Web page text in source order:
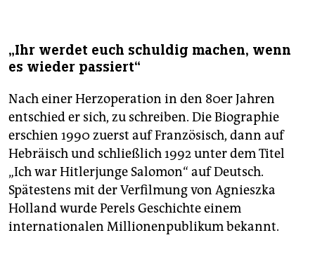
„Ihr werdet euch schuldig machen, wenn
es wieder passiert“
Nach einer Herzoperation in den 80er Jahren
entschied er sich, zu schreiben. Die Biographie
erschien 1990 zuerst auf Französisch, dann auf
Hebräisch und schließlich 1992 unter dem Titel
„Ich war Hitlerjunge Salomon“ auf Deutsch.
Spätestens mit der Verfilmung von Agnieszka
Holland wurde Perels Geschichte einem
internationalen Millionenpublikum bekannt.